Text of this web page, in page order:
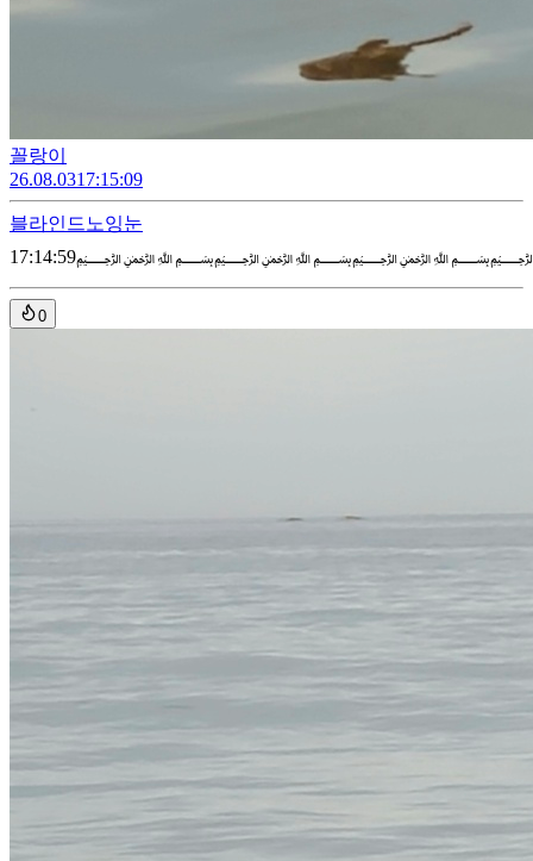
꼴랑이
26.08.0317:15:09
블라인드 노잉눈
17:14:59
0